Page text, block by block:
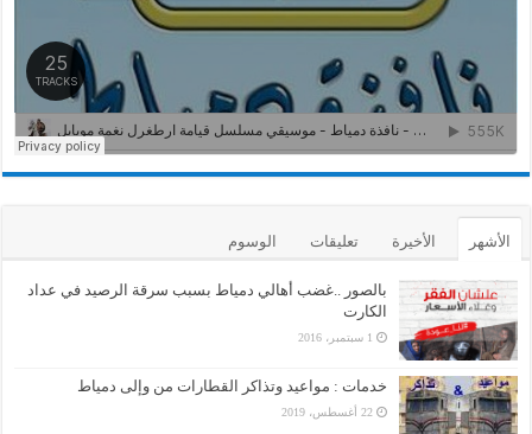
الأشهر الأخيرة تعليقات الوسوم
بالصور ..غضب أهالي دمياط بسبب سرقة الرصيد في عداد
الكارت
1 سبتمبر، 2016
خدمات : مواعيد وتذاكر القطارات من وإلى دمياط
22 أغسطس، 2019